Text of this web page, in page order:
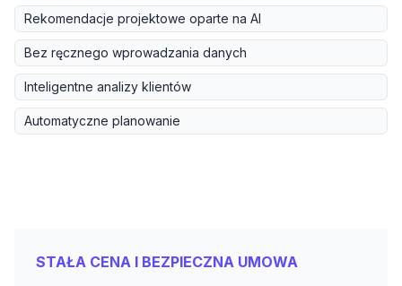
Rekomendacje projektowe oparte na AI
Bez ręcznego wprowadzania danych
Inteligentne analizy klientów
Automatyczne planowanie
STAŁA CENA I BEZPIECZNA UMOWA